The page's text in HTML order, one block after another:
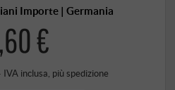
Importe | Germania
€
· IVA inclusa, più spedizione